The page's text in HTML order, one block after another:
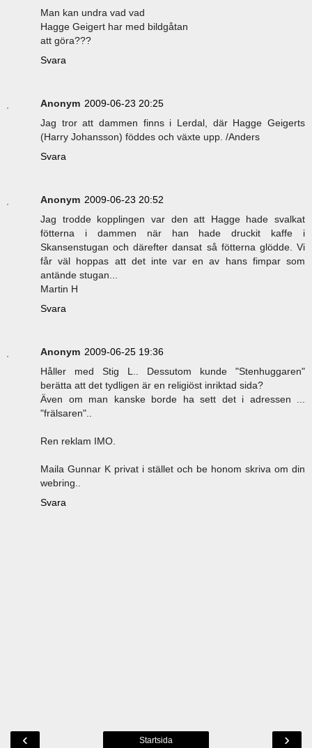
Man kan undra vad vad
Hagge Geigert har med bildgåtan
att göra???
Svara
Anonym 2009-06-23 20:25
Jag tror att dammen finns i Lerdal, där Hagge Geigerts
(Harry Johansson) föddes och växte upp. /Anders
Svara
Anonym 2009-06-23 20:52
Jag trodde kopplingen var den att Hagge hade svalkat
fötterna i dammen när han hade druckit kaffe i
Skansenstugan och därefter dansat så fötterna glödde. Vi
får väl hoppas att det inte var en av hans fimpar som
antände stugan...
Martin H
Svara
Anonym 2009-06-25 19:36
Håller med Stig L.. Dessutom kunde "Stenhuggaren"
berätta att det tydligen är en religiöst inriktad sida?
Även om man kanske borde ha sett det i adressen ...
"frälsaren"..
Ren reklam IMO.
Maila Gunnar K privat i stället och be honom skriva om din
webring..
Svara
‹ ›
Startsida